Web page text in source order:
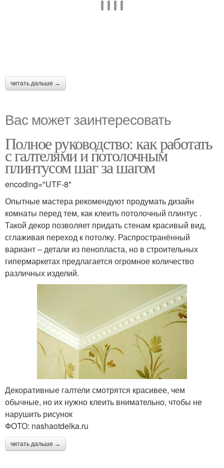
читать дальше →
Вас может заинтересовать
Полное руководство: как работать
с галтелями и потолочным
плинтусом шаг за шагом
encoding="UTF-8"
Опытные мастера рекомендуют продумать дизайн
комнаты перед тем, как клеить потолочный плинтус .
Такой декор позволяет придать стенам красивый вид,
сглаживая переход к потолку. Распространённый
вариант – детали из пенопласта, но в строительных
гипермаркетах предлагается огромное количество
различных изделий.
Декоративные галтели смотрятся красивее, чем
обычные, но их нужно клеить внимательно, чтобы не
нарушить рисунок
ФОТО: nashaotdelka.ru
читать дальше →